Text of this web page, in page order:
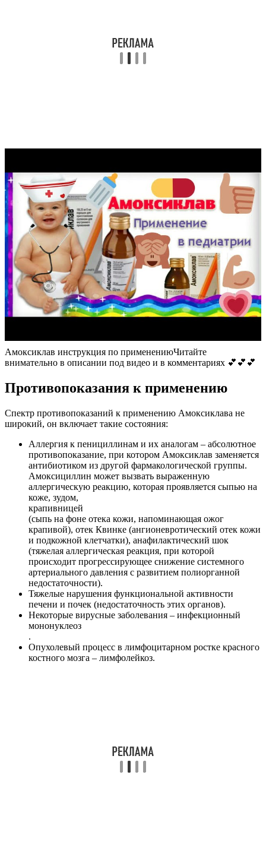
Амоксиклав инструкция по применениюЧитайте
внимательно в описании под видео и в комментариях 💕💕💕
Противопоказания к применению
Спектр противопоказаний к применению Амоксиклава не
широкий, он включает такие состояния:
Аллергия к пенициллинам и их аналогам – абсолютное
противопоказание, при котором Амоксиклав заменяется
антибиотиком из другой фармакологической группы.
Амоксициллин может вызвать выраженную
аллергическую реакцию, которая проявляется сыпью на
коже, зудом,
крапивницей
(сыпь на фоне отека кожи, напоминающая ожог
крапивой), отек Квинке (ангионевротический отек кожи
и подкожной клетчатки), анафилактический шок
(тяжелая аллергическая реакция, при которой
происходит прогрессирующее снижение системного
артериального давления с развитием полиорганной
недостаточности).
Тяжелые нарушения функциональной активности
печени и почек (недостаточность этих органов).
Некоторые вирусные заболевания – инфекционный
мононуклеоз
.
Опухолевый процесс в лимфоцитарном ростке красного
костного мозга – лимфолейкоз.